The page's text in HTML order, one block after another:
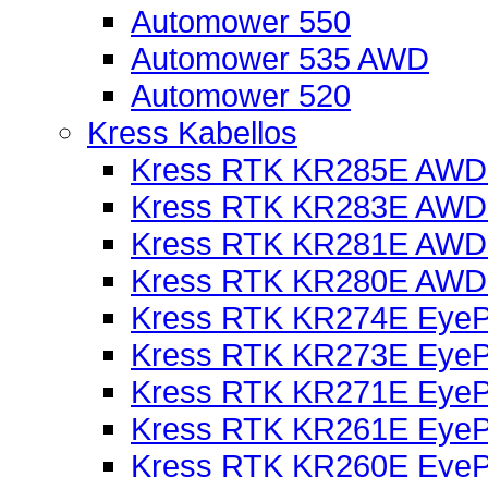
Automower 550
Automower 535 AWD
Automower 520
Kress Kabellos
Kress RTK KR285E
Kress RTK KR283E
Kress RTK KR281E
Kress RTK KR280E
Kress RTK KR274E
Kress RTK KR273E
Kress RTK KR271E
Kress RTK KR261E
Kress RTK KR260E